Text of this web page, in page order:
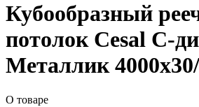
Кубообразный
потолок Cesal C-
Металлик
О товаре